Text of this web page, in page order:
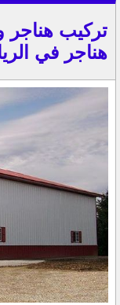
تركيب هناجر
هناجر في